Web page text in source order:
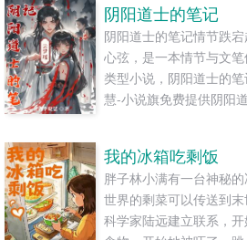
阴阳道士的笔记
阴阳道士的笔记情节跌
心弦，是一本情节与文
类型小说，阴阳道士的
慧-小说旗免费提供阴阳
我的冰箱吃剩饭
胖子林小满有一台神秘
世界的剩菜可以传送到
科学家陆远建立联系，